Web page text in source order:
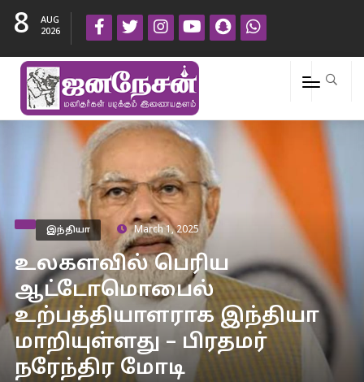
8
AUG
2026
இந்தியா March 1, 2025
உலகளவில் பெரிய
ஆட்டோமொபைல்
உற்பத்தியாளராக இந்தியா
மாறியுள்ளது – பிரதமர்
நரேந்திர மோடி